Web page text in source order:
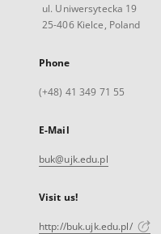
ul. Uniwersytecka 19
25-406 Kielce, Poland
Phone
(+48) 41 349 71 55
E-Mail
buk@ujk.edu.pl
Visit us!
http://buk.ujk.edu.pl/